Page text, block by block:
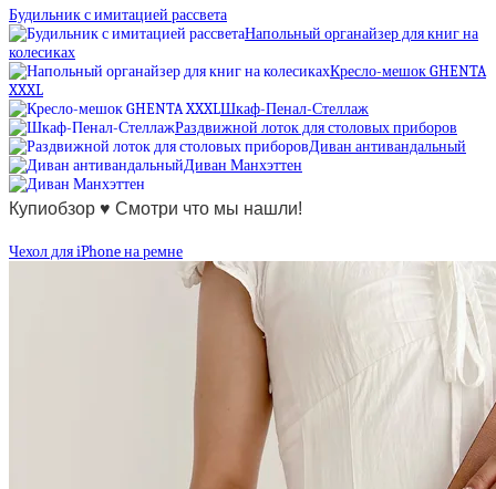
Будильник с имитацией рассвета
Напольный органайзер для книг на
колесиках
Кресло-мешок GHENTA
XXXL
Шкаф-Пенал-Стеллаж
Раздвижной лоток для столовых приборов
Диван антивандальный
Диван Манхэттен
Купиобзор ♥ Смотри что мы нашли!
Чехол для iPhone на ремне